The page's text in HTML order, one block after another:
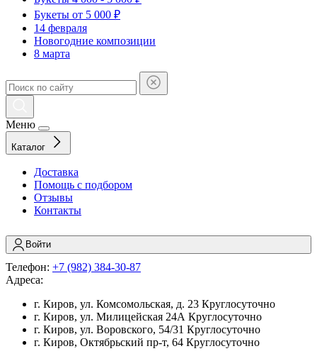
Букеты от 5 000 ₽
14 февраля
Новогодние композиции
8 марта
Меню
Каталог
Доставка
Помощь с подбором
Отзывы
Контакты
Войти
Телефон: +7 (982) 384-30-87
Адреса:
г. Киров, ул. Комсомольская, д. 23 Круглосуточно
г. Киров, ул. Милицейская 24А Круглосуточно
г. Киров, ул. Воровского, 54/31 Круглосуточно
г. Киров, Октябрьский пр-т, 64 Круглосуточно